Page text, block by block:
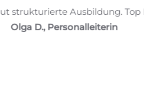
Ausbildung. Top Dozent!"
Personalleiterin